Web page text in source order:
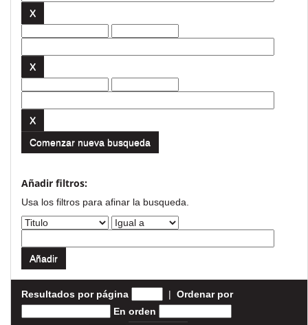
Comenzar nueva busqueda
Añadir filtros:
Usa los filtros para afinar la busqueda.
Resultados por página | Ordenar por
En orden